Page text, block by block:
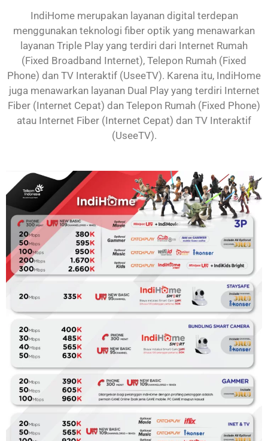
IndiHome merupakan layanan digital terdepan
menggunakan teknologi fiber optik yang menawarkan
layanan Triple Play yang terdiri dari Internet Rumah
(Fixed Broadband Internet), Telepon Rumah (Fixed
Phone) dan TV Interaktif (UseeTV). Karena itu, IndiHome
juga menawarkan layanan Dual Play yang terdiri Internet
Fiber (Internet Cepat) dan Telepon Rumah (Fixed Phone)
atau Internet Fiber (Internet Cepat) dan TV Interaktif
(UseeTV).